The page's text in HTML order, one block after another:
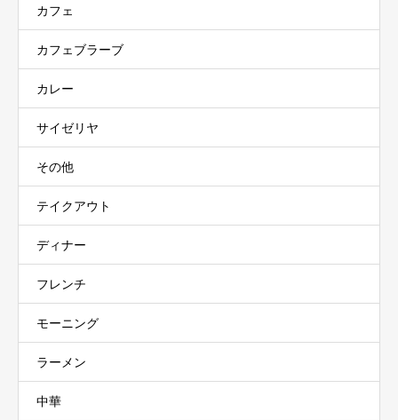
カフェ
カフェブラーブ
カレー
サイゼリヤ
その他
テイクアウト
ディナー
フレンチ
モーニング
ラーメン
中華